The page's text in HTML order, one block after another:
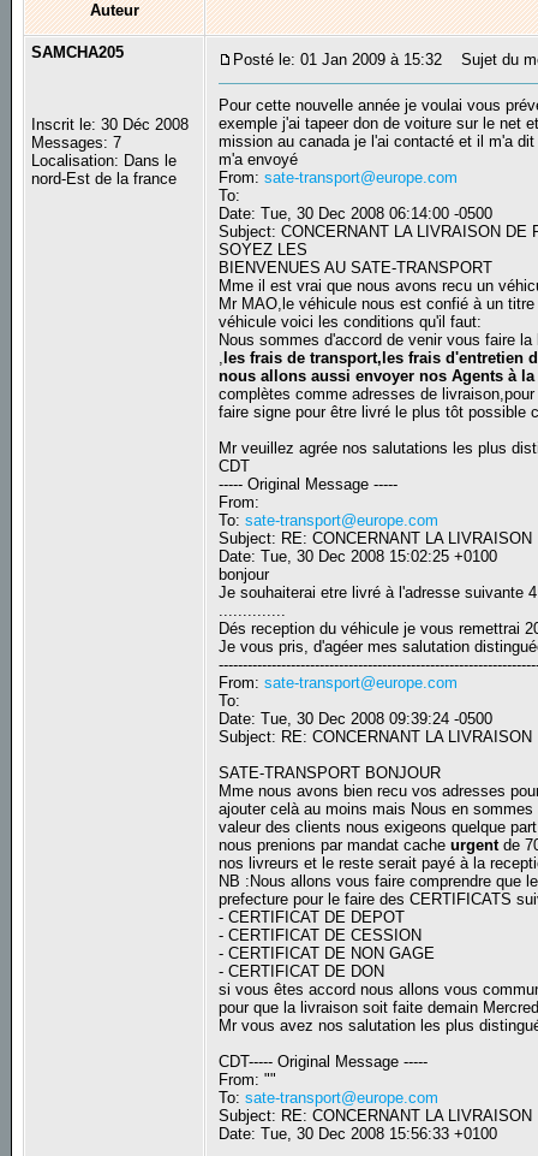
Auteur
SAMCHA205
Inscrit le: 30 Déc 2008
Messages: 7
Localisation: Dans le
nord-Est de la france
Posté le: 01 Jan 2009 à 15:32 Sujet du
Pour cette nouvelle année je voulai vous
exemple j'ai tapeer don de voiture sur le net
mission au canada je l'ai contacté et il m'a
m'a envoyé
From:sate-transport@europe.com
To:
Date: Tue, 30 Dec 2008 06:14:00 -0500
Subject: CONCERNANT LA LIVRAISON DE
SOYEZ LES
BIENVENUES AU SATE-TRANSPORT
Mme il est vrai que nous avons recu un
Mr MAO,le véhicule nous est confié à un
véhicule voici les conditions qu'il faut:
Nous sommes d'accord de venir vous faire
, les frais de transport,les frais d'entretien
nous allons aussi envoyer nos Agents à
complètes comme adresses de
faire signe pour être livré le plus tôt possible
Mr veuillez agrée nos salutations les plus
CDT
----- Original Message -----
From:
To:sate-transport@europe.com
Subject: RE: CONCERNANT LA
Date: Tue, 30 Dec 2008 15:02:25 +0100
bonjour
Je souhaiterai etre livré à l'adresse suivante
..............
Dés reception du véhicule je vous remettrai
Je vous pris, d'agéer mes salutation
From:sate-transport@europe.com
To:
Date: Tue, 30 Dec 2008 09:39:24 -0500
Subject: RE: CONCERNANT LA
SATE-TRANSPORT BONJOUR
Mme nous avons bien recu vos adresses
ajouter celà au moins mais Nous en
valeur des clients nous exigeons quelque
nous prenions par mandat cacheurgentde
nos livreurs et le reste serait payé à la
NB :Nous allons vous faire comprendre que
prefecture pour le faire des CERTIFICATS
- CERTIFICAT DE DEPOT
- CERTIFICAT DE CESSION
- CERTIFICAT DE NON GAGE
- CERTIFICAT DE DON
si vous êtes accord nous allons vous
pour que la livraison soit faite demain
Mr vous avez nos salutation les plus
CDT----- Original Message -----
From: ""
To:sate-transport@europe.com
Subject: RE: CONCERNANT LA
Date: Tue, 30 Dec 2008 15:56:33 +0100